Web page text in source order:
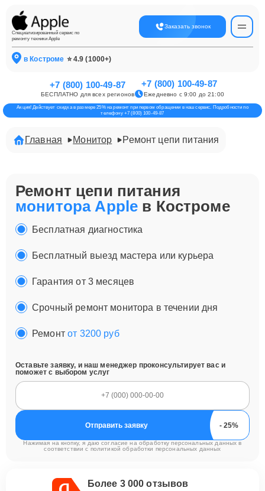
Специализированный сервис по
ремонту техники Apple
Заказать звонок
в Костроме ⭐ 4.9 (1000+)
+7 (800) 100-49-87
БЕСПЛАТНО для всех регионов
+7 (800) 100-49-87
Ежедневно с 9:00 до 21:00
Акция! Действует скидка в размере 25% на ремонт при первом обращении в наш сервис. Подробности по
телефону +7 (800) 100-49-87
Главная Монитор Ремонт цепи питания
Ремонт цепи питания
монитора Apple в Костроме
Бесплатная диагностика
Бесплатный выезд мастера или курьера
Гарантия от 3 месяцев
Срочный ремонт монитора в течении дня
Ремонтот 3200 руб
Оставьте заявку, и наш менеджер проконсультирует вас и
поможет с выбором услуг
Отправить заявку
Нажимая на кнопку, я даю согласие на обработку персональных данных в
соответствии с политикой обработки персональных данных
Более 3 000 отзывов